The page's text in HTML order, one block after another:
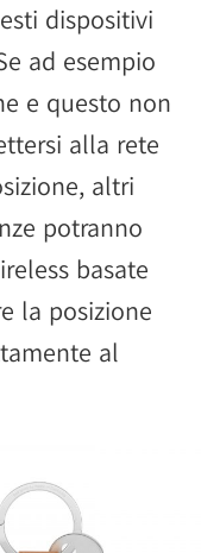
dispositivi
ad esempio
e questo non
alla rete
altri
potranno
basate
la posizione
al